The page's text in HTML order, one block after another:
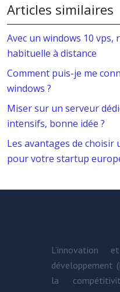
Articles similaires
Avec un windows 10
habituelle à distance
Comment puis-je me
windows ?
Miser sur un serveur
intensifs, bonne idée ?
Les avantages de
pour votre startup
développement
la